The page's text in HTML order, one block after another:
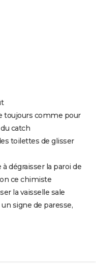
toujours comme pour
catch
toilettes de glisser
dégraisser la paroi de
ce chimiste
la vaisselle sale
signe de paresse,